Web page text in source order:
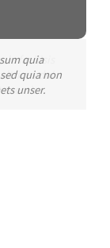
quia
quia non
unser.
facilisis
dui.
nemis.